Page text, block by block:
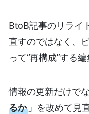
BtoB記事のリライ
直すのではなく、
って“再構成”する
情報の更新だけで
るか」を改めて見